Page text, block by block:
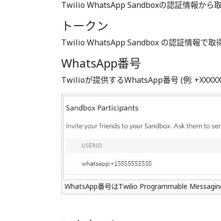
Twilio WhatsApp Sandboxの認証情報から
トークン
Twilio WhatsApp Sandbox の認証情報で取
WhatsApp番号
Twilioが提供するWhatsApp番号 (例:
WhatsApp番号はTwilio Programmable